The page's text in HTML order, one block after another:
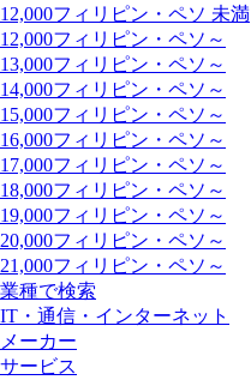
12,000フィリピン・ペソ 未満
12,000フィリピン・ペソ～
13,000フィリピン・ペソ～
14,000フィリピン・ペソ～
15,000フィリピン・ペソ～
16,000フィリピン・ペソ～
17,000フィリピン・ペソ～
18,000フィリピン・ペソ～
19,000フィリピン・ペソ～
20,000フィリピン・ペソ～
21,000フィリピン・ペソ～
業種で検索
IT・通信・インターネット
メーカー
サービス